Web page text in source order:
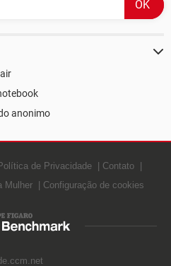
anonimo
de Privacidade
Contato
Mulher Configuração de cookies